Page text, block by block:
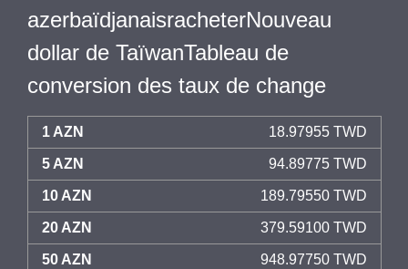
azerbaïdjanaisracheterNouveau
dollar de TaïwanTableau de
conversion des taux de change
1 AZN 18.97955 TWD
5 AZN 94.89775 TWD
10 AZN 189.79550 TWD
20 AZN 379.59100 TWD
50 AZN 948.97750 TWD